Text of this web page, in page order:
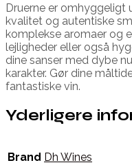
Druerne er omhyggeligt
kvalitet og autentiske
komplekse aromaer og
lejligheder eller også
dine sanser med dybe
karakter. Gør dine
fantastiske vin.
Yderligere
Brand Dh Wines